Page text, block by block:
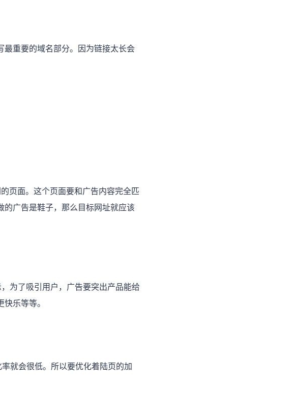
最重要的域名部分。因为链接太长会
页面。这个页面要和广告内容完全匹
广告是鞋子，那么目标网址就应该
为了吸引用户，广告要突出产品能给
乐等等。
就会很低。所以要优化着陆页的加